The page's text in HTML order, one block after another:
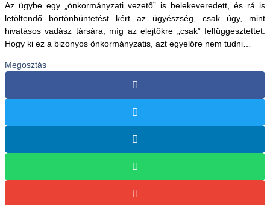
Az ügybe egy „önkormányzati vezető” is belekeveredett, és rá is
letöltendő börtönbüntetést kért az ügyészség, csak úgy, mint
hivatásos vadász társára, míg az elejtőkre „csak” felfüggesztettet.
Hogy ki ez a bizonyos önkormányzatis, azt egyelőre nem tudni…
Megosztás